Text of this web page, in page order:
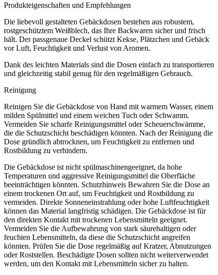
Produkteigenschaften und Empfehlungen
Die liebevoll gestalteten Gebäckdosen bestehen aus robustem,
rostgeschütztem Weißblech, das Ihre Backwaren sicher und frisch
hält. Der passgenaue Deckel schützt Kekse, Plätzchen und Gebäck
vor Luft, Feuchtigkeit und Verlust von Aromen.
Dank des leichten Materials sind die Dosen einfach zu transportieren
und gleichzeitig stabil genug für den regelmäßigen Gebrauch.
Reinigung
Reinigen Sie die Gebäckdose von Hand mit warmem Wasser, einem
milden Spülmittel und einem weichen Tuch oder Schwamm.
Vermeiden Sie scharfe Reinigungsmittel oder Scheuerschwämme,
die die Schutzschicht beschädigen könnten. Nach der Reinigung die
Dose gründlich abtrocknen, um Feuchtigkeit zu entfernen und
Rostbildung zu verhindern.
Die Gebäckdose ist nicht spülmaschinengeeignet, da hohe
Temperaturen und aggressive Reinigungsmittel die Oberfläche
beeinträchtigen könnten. Schutzhinweis Bewahren Sie die Dose an
einem trockenen Ort auf, um Feuchtigkeit und Rostbildung zu
vermeiden. Direkte Sonneneinstrahlung oder hohe Luftfeuchtigkeit
können das Material langfristig schädigen. Die Gebäckdose ist für
den direkten Kontakt mit trockenen Lebensmitteln geeignet.
Vermeiden Sie die Aufbewahrung von stark säurehaltigen oder
feuchten Lebensmitteln, da diese die Schutzschicht angreifen
könnten. Prüfen Sie die Dose regelmäßig auf Kratzer, Abnutzungen
oder Roststellen. Beschädigte Dosen sollten nicht weiterverwendet
werden, um den Kontakt mit Lebensmitteln sicher zu halten.